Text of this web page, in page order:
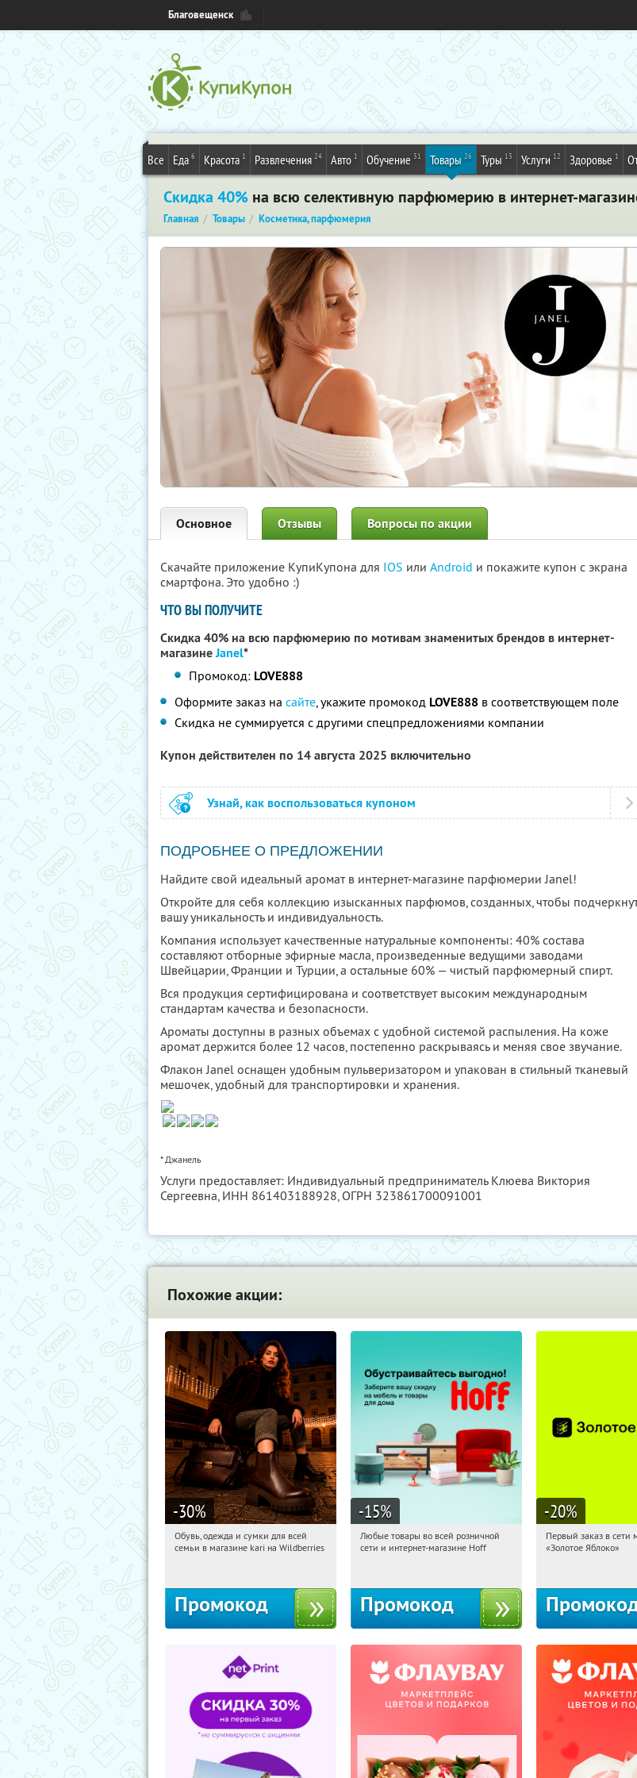
Благовещенск
Все Еда 6 Красота 1 Развлечения 24 Авто 1 Обучение 31 Товары 26 Туры 13 Услуги 12 Здоровье 1
Скидка 40% на всю селективную парфюмерию в интернет-
Главная Товары Косметика, парфюмерия
Основное Отзывы Вопросы по акции
Скачайте приложение КупиКупона для IOS или Android и покажите купон с экрана
смартфона. Это удобно :)
ЧТО ВЫ ПОЛУЧИТЕ
Скидка 40% на всю парфюмерию по мотивам знаменитых брендов в интернет-
магазинеJanel*
Промокод: LOVE888
Оформите заказ на сайте, укажите промокод LOVE888 в соответствующем поле
Скидка не суммируется с другими спецпредложениями компании
Купон действителен по 14 августа 2025 включительно
Узнай, как воспользоваться купоном
ПОДРОБНЕЕ О ПРЕДЛОЖЕНИИ
Найдите свой идеальный аромат в интернет-магазине парфюмерии Janel!
Откройте для себя коллекцию изысканных парфюмов, созданных, чтобы
вашу уникальность и индивидуальность.
Компания использует качественные натуральные компоненты: 40% состава
составляют отборные эфирные масла, произведенные ведущими заводами
Швейцарии, Франции и Турции, а остальные 60% — чистый парфюмерный спирт.
Вся продукция сертифицирована и соответствует высоким международным
стандартам качества и безопасности.
Ароматы доступны в разных объемах с удобной системой распыления. На коже
аромат держится более 12 часов, постепенно раскрываясь и меняя свое звучание.
Флакон Janel оснащен удобным пульверизатором и упакован в стильный тканевый
мешочек, удобный для транспортировки и хранения.
* Джанель
Услуги предоставляет: Индивидуальный предприниматель Клюева Виктория
Сергеевна, ИНН 861403188928, ОГРН 323861700091001
Похожие акции:
-30%
19:58:35 Получили:
Обувь, одежда и сумки для всей
семьи в магазине kari на Wildberries
Промокод
-15%
19:58:35 Получили:
Любые товары во всей розничной
сети и интернет-магазине Hoff
Промокод
-20%
19:58:35
Первый заказ в сети
«Золотое Яблоко»